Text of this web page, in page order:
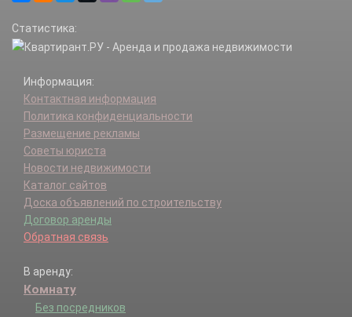
Статистика:
Информация:
Контактная информация
Политика конфиденциальности
Размещение рекламы
Советы юриста
Новости недвижимости
Каталог сайтов
Доска объявлений по строительству
Договор аренды
Обратная связь
В аренду:
Комнату
Без посредников